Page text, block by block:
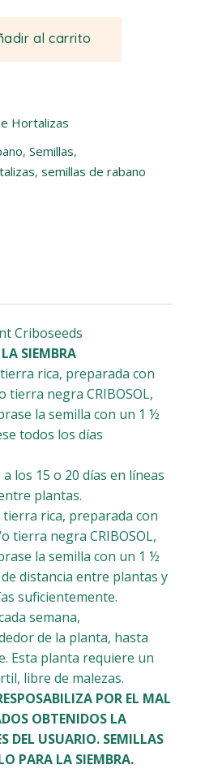
quantity
al carrito
Hortalizas
,Semillas,
,semillas de rabano
Criboseeds
SIEMBRA
rica, preparada con
tierra negra CRIBOSOL,
la semilla con un 1 ½
todos los días
los 15 o 20 días en líneas
plantas.
tierra rica, preparada con
tierra negra CRIBOSOL,
la semilla con un 1 ½
distancia entre plantas y
suficientemente.
semana,
de la planta, hasta
Esta planta requiere un
libre de malezas.
POR EL MAL
OBTENIDOS LA
DEL USUARIO. SEMILLAS
PARA LA SIEMBRA.